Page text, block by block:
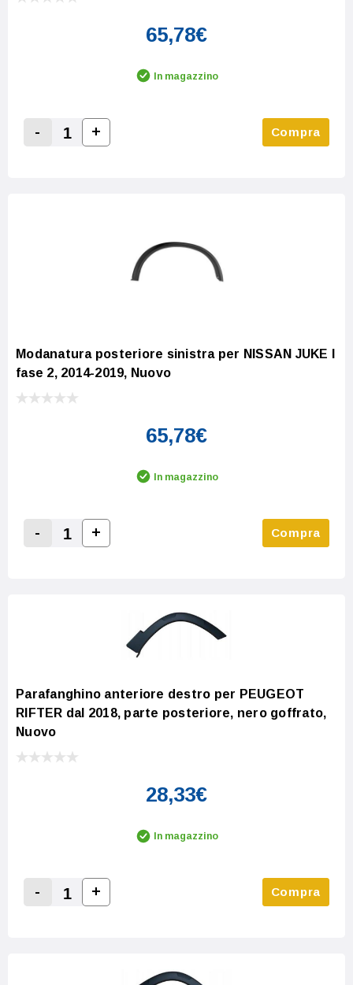
65,78€
In magazzino
Decrease Quantity:
-
Increase Quantity:
+ Compra
Modanatura posteriore sinistra per NISSAN JUKE I
fase 2, 2014-2019, Nuovo
65,78€
In magazzino
Decrease Quantity:
-
Increase Quantity:
+ Compra
Parafanghino anteriore destro per PEUGEOT
RIFTER dal 2018, parte posteriore, nero goffrato,
Nuovo
28,33€
In magazzino
-
Increase Quantity:
+ Compra